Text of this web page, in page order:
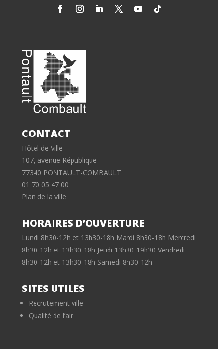
CONTACT
Hôtel de Ville
107, avenue République
77340 PONTAULT-COMBAULT
01 70 05 47 00
Plan de la ville
HORAIRES D’OUVERTURE
Lundi 8h30-12h et 13h30-18h Mardi 8h30-18h Mercredi
8h30-12h et 13h30-18h Jeudi 13h30-19h30 Vendredi
8h30-12h et 13h30-18h Samedi 8h30-12h
SITES UTILES
Recrutement ville
Qualité de l’air